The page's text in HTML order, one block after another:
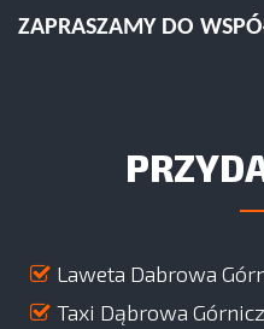
ZAPRASZAMY DO
Laweta Dabrowa
Taxi Dąbrowa